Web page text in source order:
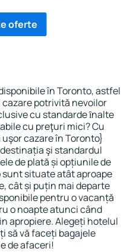
oferte
în Toronto, astfel
potrivită nevoilor
cu standarde ȋnalte
cu preţuri mici? Cu
cazare în Toronto}
şi standardul
de plată și opțiunile de
situate atât aproape
cât și puțin mai departe
pentru o vacanță
o noapte atunci când
apropiere. Alegeți hotelul
să vă faceți bagajele
de afaceri!